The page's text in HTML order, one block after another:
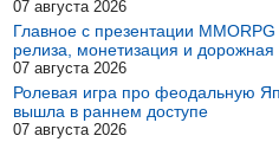
07 августа 2026
Главное с презентации
релиза, монетизация и дорожная
07 августа 2026
Ролевая игра про феодальную
вышла в раннем доступе
07 августа 2026